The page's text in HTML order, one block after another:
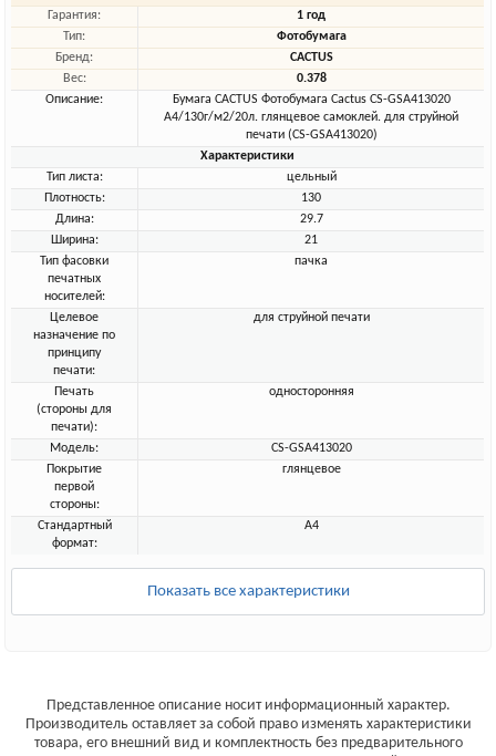
Гарантия:
1 год
Тип:
Фотобумага
Бренд:
CACTUS
Вес:
0.378
Описание:
Бумага CACTUS Фотобумага Cactus CS-GSA413020
A4/130г/м2/20л. глянцевое самоклей. для струйной
печати (CS-GSA413020)
Характеристики
Тип листа:
цельный
Плотность:
130
Длина:
29.7
Ширина:
21
Тип фасовки
печатных
носителей:
пачка
Целевое
назначение по
принципу
печати:
для струйной печати
Печать
(стороны для
печати):
односторонняя
Модель:
CS-GSA413020
Покрытие
первой
стороны:
глянцевое
Стандартный
формат:
A4
Показать все характеристики
Представленное описание носит информационный характер.
Производитель оставляет за собой право изменять характеристики
товара, его внешний вид и комплектность без предварительного